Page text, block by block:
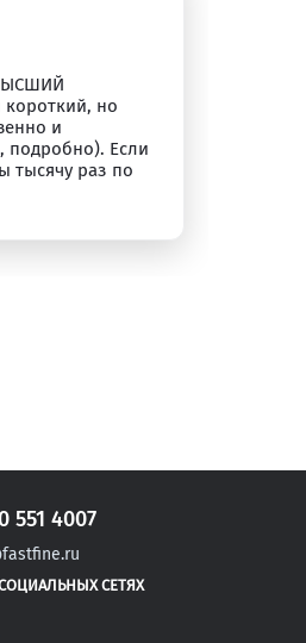
но
и
подробно). Если
тысячу раз по
551 4007
СЕТЯХ